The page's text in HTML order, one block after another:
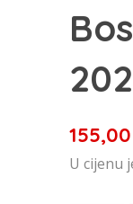
155,00
U cijenu